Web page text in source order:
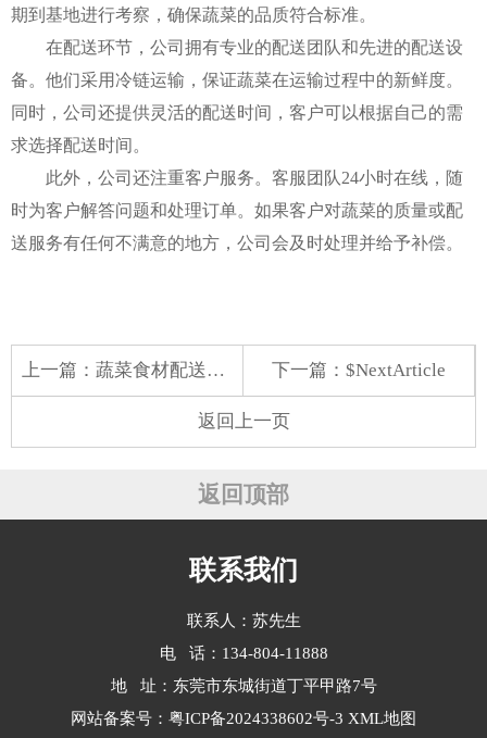
期到基地进行考察，确保蔬菜的品质符合标准。
在配送环节，公司拥有专业的配送团队和先进的配送设
备。他们采用冷链运输，保证蔬菜在运输过程中的新鲜度。
同时，公司还提供灵活的配送时间，客户可以根据自己的需
求选择配送时间。
此外，公司还注重客户服务。客服团队24小时在线，随
时为客户解答问题和处理订单。如果客户对蔬菜的质量或配
送服务有任何不满意的地方，公司会及时处理并给予补偿。
上一篇： 蔬菜食材配送：团体与企业团餐的理想之选 下一篇：$NextArticle
返回上一页
返回顶部
联系我们
联系人：苏先生
电 话：134-804-11888
地 址：东莞市东城街道丁平甲路7号
网站备案号： 粤ICP备2024338602号-3 XML地图